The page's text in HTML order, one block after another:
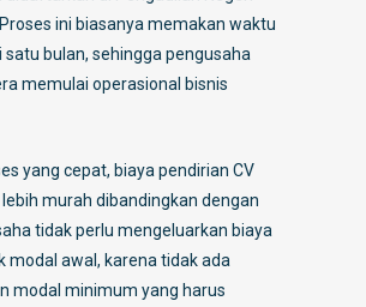
ini biasanya memakan waktu
satu bulan, sehingga pengusaha
memulai operasional bisnis
yang cepat, biaya pendirian CV
murah dibandingkan dengan
tidak perlu mengeluarkan biaya
modal awal, karena tidak ada
modal minimum yang harus